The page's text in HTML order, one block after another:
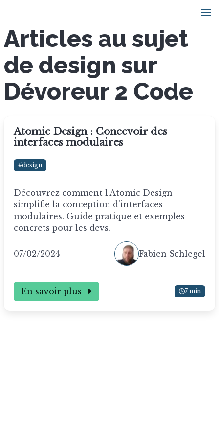
Articles au sujet
de design sur
Dévoreur 2 Code
Atomic Design : Concevoir des
interfaces modulaires
#design
Découvrez comment l'Atomic Design
simplifie la conception d'interfaces
modulaires. Guide pratique et exemples
concrets pour les devs.
07/02/2024 Fabien Schlegel
En savoir plus 7 min